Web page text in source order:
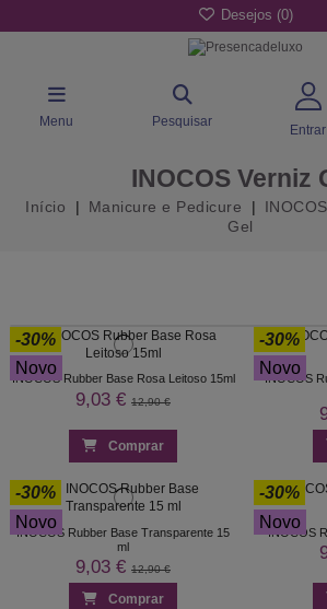
Desejos (0)
Menu Pesquisar
Entrar
INOCOS Verniz
Início Manicure e Pedicure INOCOS
Gel
-30%
Novo
INOCOS Rubber Base Rosa Leitoso 15ml
9,03 € 12,90 €
Comprar
-30%
Novo
INOCOS
-30%
Novo
INOCOS Rubber Base Transparente 15
ml
9,03 € 12,90 €
Comprar
-30%
Novo
INOCOS